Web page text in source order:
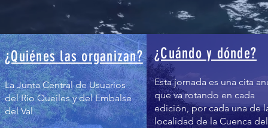
¿Quiénes las organizan?
La Junta Central de Usuarios
del Río Queiles y del Embalse
del Val
¿Cuándo y dónde?
Esta jornada es una cita
que va rotando en cada
edición, por cada una de
localidad de la Cuenca del